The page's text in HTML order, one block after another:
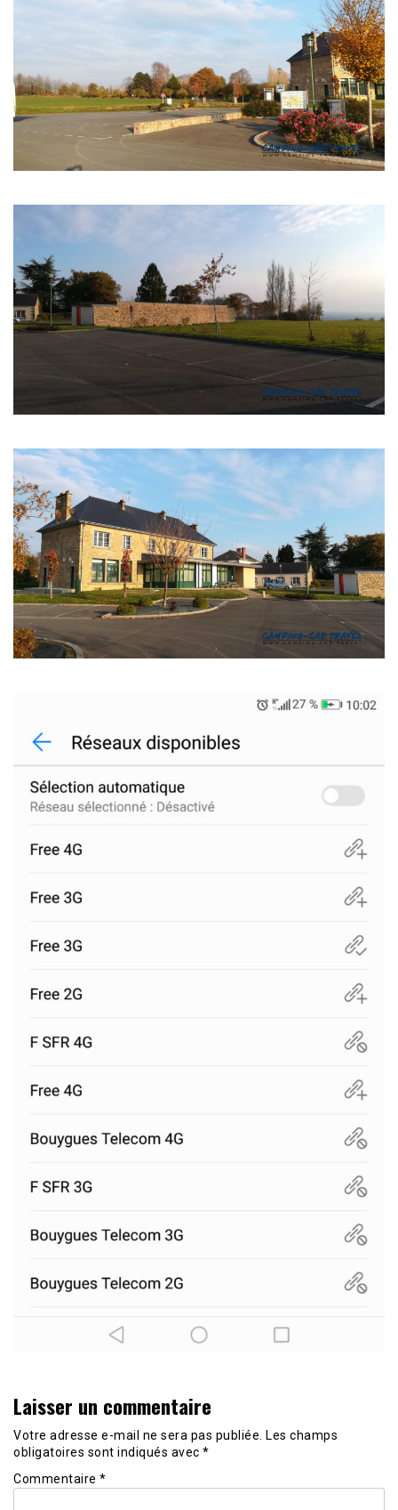
Laisser un commentaire
Votre adresse e-mail ne sera pas publiée. Les champs
obligatoires sont indiqués avec *
Commentaire *